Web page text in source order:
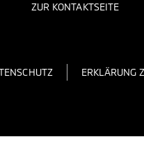
ZUR KONTAKTSEITE
ERKLÄRUNG